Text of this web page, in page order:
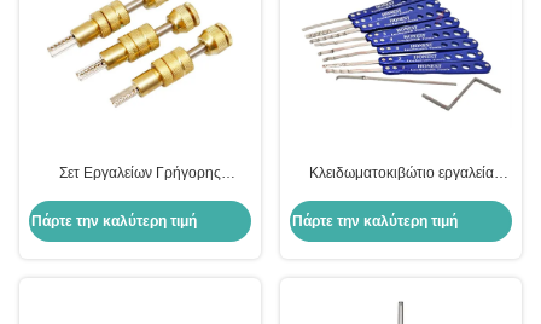
Σετ Εργαλείων Γρήγορης
Dimple 3 τμχ Εργαλεία
Κλειδαράδων Τηλεσκοπικού
Πάρτε την καλύτερη τιμή
Κλειδωματοκιβώτιο εργαλεία
Set Hooks Lock Pick Set
Πάρτε την καλύτερη τιμή